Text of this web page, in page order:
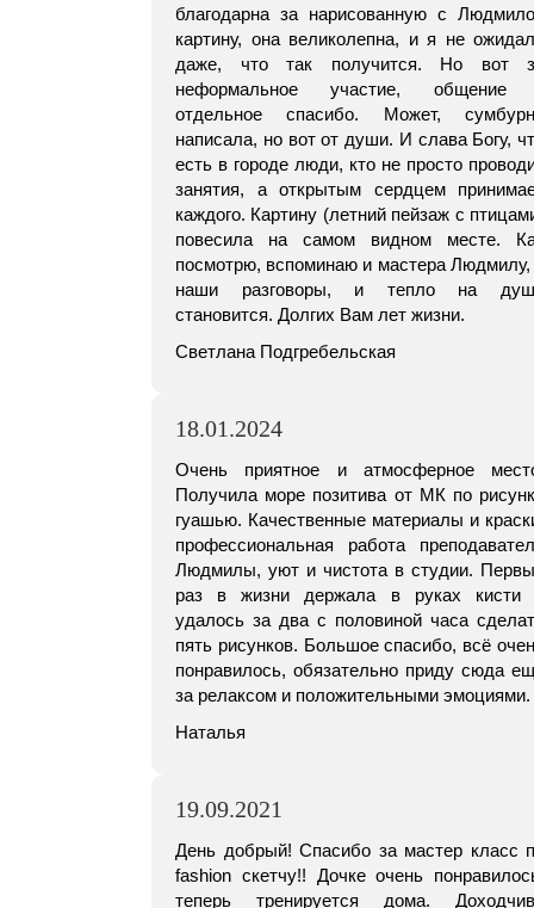
благодарна за нарисованную с
картину, она великолепна, и я не
даже, что так получится. Но вот
неформальное участие, общение
отдельное спасибо. Может,
написала, но вот от души. И слава Богу,
есть в городе люди, кто не просто
занятия, а открытым сердцем
каждого. Картину (летний пейзаж с
повесила на самом видном месте.
посмотрю, вспоминаю и мастера Людмилу,
наши разговоры, и тепло на
становится. Долгих Вам лет жизни.
Светлана Подгребельская
18.01.2024
Очень приятное и атмосферное
Получила море позитива от МК по
гуашью. Качественные материалы и
профессиональная работа
Людмилы, уют и чистота в студии.
раз в жизни держала в руках кисти
удалось за два с половиной часа
пять рисунков. Большое спасибо, всё
понравилось, обязательно приду сюда
за релаксом и положительными эмоциями.
Наталья
19.09.2021
День добрый! Спасибо за мастер класс
fashion скетчу!! Дочке очень
теперь тренируется дома.